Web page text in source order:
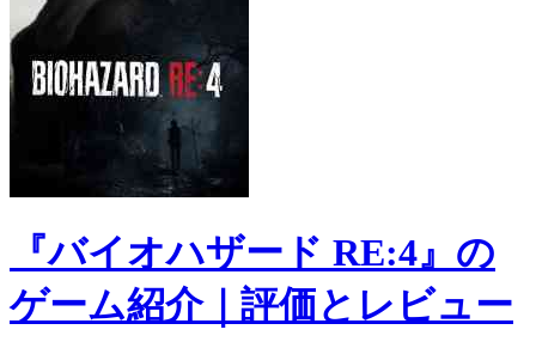
『バイオハザード RE:4』の
ゲーム紹介｜評価とレビュー